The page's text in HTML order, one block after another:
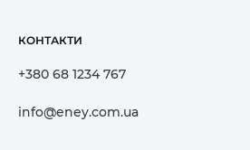
КОНТАКТИ
+380 68 1234 767
info@eney.com.ua